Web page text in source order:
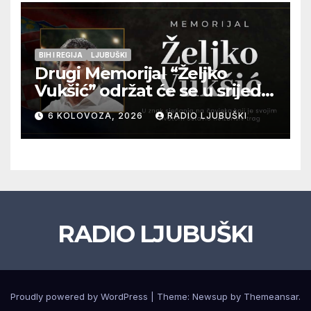
BIH I REGIJA LJUBUŠKI
Drugi Memorijal “Željko
Vukšić” održat će se u srijedu
12. kolovoza u Otoku
6 KOLOVOZA, 2026 RADIO LJUBUŠKI
RADIO LJUBUŠKI
Proudly powered by WordPress Theme: Newsup by Themeansar.